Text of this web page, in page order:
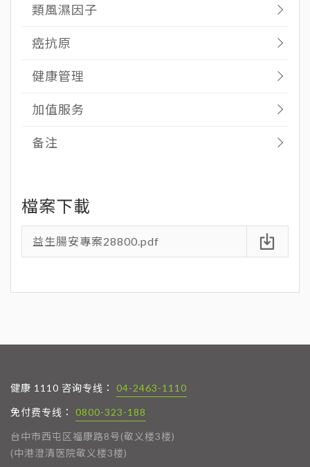
類風濕因子
癌抗原
健康管理
加值服务
备注
益生腸安專案28800.pdf
健康 1110 咨询专线： 04-2463-1110
免付费专线： 0800-323-188
台中市西屯区福康路8号(敬义楼3楼)
(中港澄清医院敬义楼3楼)